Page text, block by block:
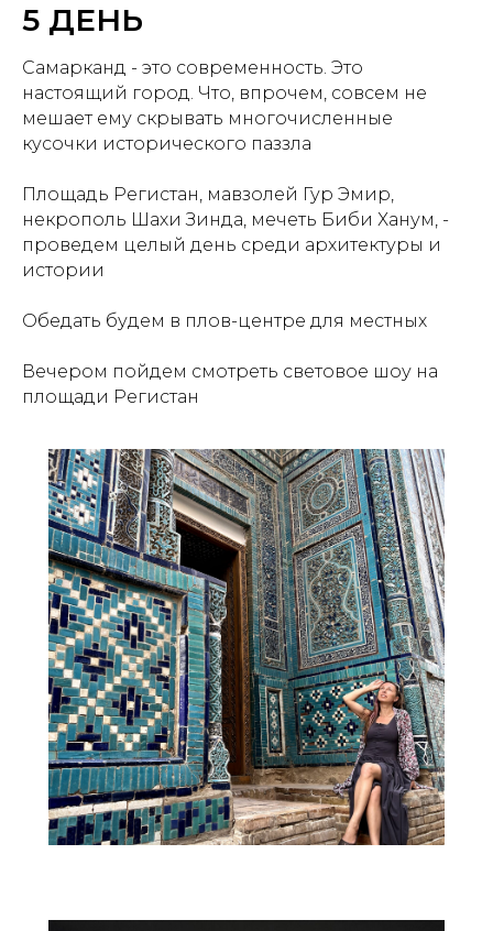
5 ДЕНЬ
Самарканд - это современность. Это
настоящий город. Что, впрочем, совсем не
мешает ему скрывать многочисленные
кусочки исторического паззла
Площадь Регистан, мавзолей Гур Эмир,
некрополь Шахи Зинда, мечеть Биби Ханум, -
проведем целый день среди архитектуры и
истории
Обедать будем в плов-центре для местных
Вечером пойдем смотреть световое шоу на
площади Регистан